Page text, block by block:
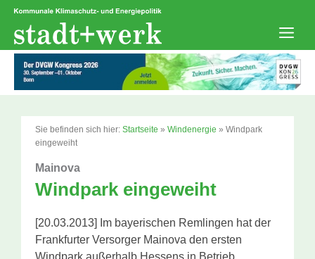
Zum
springen
Sie befinden sich hier: Startseite » Windenergie » Windpark
eingeweiht
Mainova
Windpark eingeweiht
[20.03.2013] Im bayerischen Remlingen hat der
Frankfurter Versorger Mainova den ersten